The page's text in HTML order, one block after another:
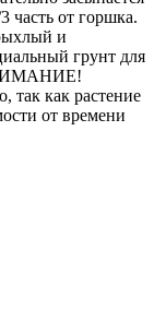
часть от горшка.
и
грунт для
так как растение
от времени